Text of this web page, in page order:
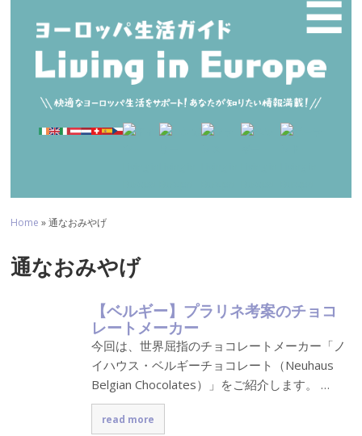
☰
Home » 通なおみやげ
通なおみやげ
【ベルギー】プラリネ考案のチョコ
レートメーカー
今回は、世界屈指のチョコレートメーカー「ノ
イハウス・ベルギーチョコレート（Neuhaus
Belgian Chocolates）」をご紹介します。 …
read more